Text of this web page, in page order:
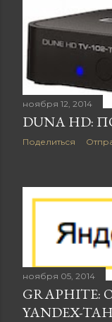
ноября 12, 2014
DUNA
Поделиться
ноября 05, 2014
YANDEX-